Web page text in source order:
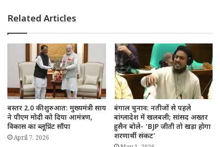
Related Articles
बस्तर 2.0 की शुरुआत: मुख्यमंत्री साय
ने पीएम मोदी को दिया आमंत्रण,
विकास का ब्लूप्रिंट सौंपा
April 7, 2026
बंगाल चुनाव: नतीजों से पहले
बांग्लादेश में खलबली; सांसद अख्तर
हुसैन बोले- ‘BJP जीती तो खड़ा होगा
शरणार्थी संकट’